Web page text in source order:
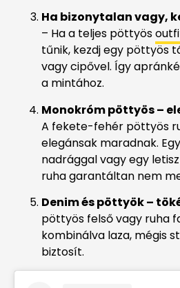
Ha bizonytalan vagy,
– Ha a teljes pöttyös
tűnik, kezdj egy pöttyös
vagy cipővel. Így
a mintához.
Monokróm pöttyös –
A fekete-fehér pöttyös
elegánsak maradnak.
nadrággal vagy egy
ruha garantáltan nem
Denim és pöttyök –
pöttyös felső vagy ruha
kombinálva laza, mégis
biztosít.